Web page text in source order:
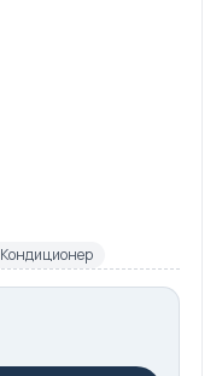
Кондиционер